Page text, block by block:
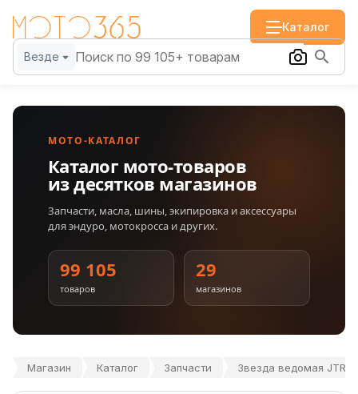
Каталог
Везде
МОТО-КАТАЛОГ
Каталог мото-товаров
из десятков магазинов
Запчасти, масла, шины, экипировка и аксессуары
для эндуро, мотокросса и других.
99 105
товаров
29
магазинов
Магазин Каталог Запчасти Звезда ведомая